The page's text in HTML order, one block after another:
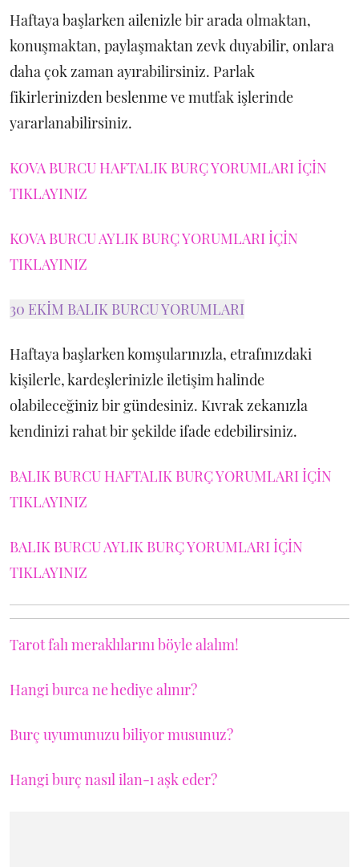
Haftaya başlarken ailenizle bir arada olmaktan,
konuşmaktan, paylaşmaktan zevk duyabilir, onlara
daha çok zaman ayırabilirsiniz. Parlak
fikirlerinizden beslenme ve mutfak işlerinde
yararlanabilirsiniz.
KOVA BURCU HAFTALIK BURÇ YORUMLARI İÇİN
TIKLAYINIZ
KOVA BURCU AYLIK BURÇ YORUMLARI İÇİN
TIKLAYINIZ
30 EKİM BALIK BURCU YORUMLARI
Haftaya başlarken komşularınızla, etrafınızdaki
kişilerle, kardeşlerinizle iletişim halinde
olabileceğiniz bir gündesiniz. Kıvrak zekanızla
kendinizi rahat bir şekilde ifade edebilirsiniz.
BALIK BURCU HAFTALIK BURÇ YORUMLARI İÇİN
TIKLAYINIZ
BALIK BURCU AYLIK BURÇ YORUMLARI İÇİN
TIKLAYINIZ
Tarot falı meraklılarını böyle alalım!
Hangi burca ne hediye alınır?
Burç uyumunuzu biliyor musunuz?
Hangi burç nasıl ilan-ı aşk eder?